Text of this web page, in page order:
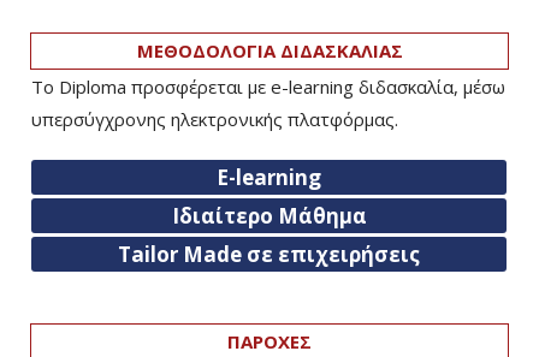
ΜΕΘΟΔΟΛΟΓΙΑ ΔΙΔΑΣΚΑΛΙΑΣ
Το Diploma προσφέρεται με e-learning διδασκαλία, μέσω
υπερσύγχρονης ηλεκτρονικής πλατφόρμας.
E-learning
Ιδιαίτερο Μάθημα
Tailor Made σε επιχειρήσεις
ΠΑΡΟΧΕΣ